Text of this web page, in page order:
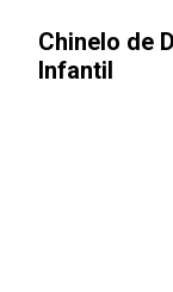
Chinelo de
Infantil